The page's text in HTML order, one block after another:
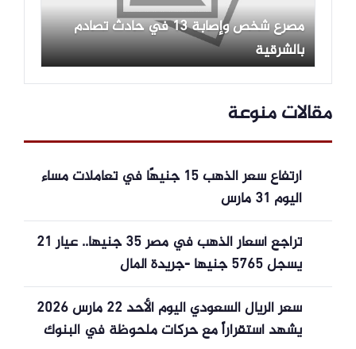
مصرع شخص وإصابة 13 في حادث تصادم
بالشرقية
مقالات منوعة
ارتفاع سعر الذهب 15 جنيهًا في تعاملات مساء
اليوم 31 مارس
تراجع أسعار الذهب في مصر 35 جنيها.. عيار 21
يسجل 5765 جنيها -جريدة المال
سعر الريال السعودي اليوم الأحد 22 مارس 2026
يشهد استقراراً مع حركات ملحوظة في البنوك